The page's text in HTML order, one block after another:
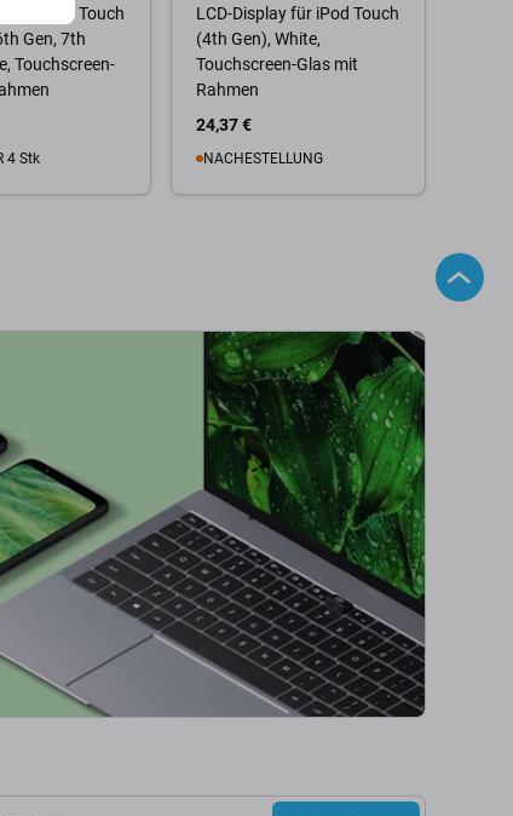
für iPod Touch
Gen, 7th
Touchscreen-
4 Stk
LCD-Display für iPod Touch
(4th Gen), White,
Touchscreen-Glas mit
Rahmen
24,37 €
NACHESTELLUNG